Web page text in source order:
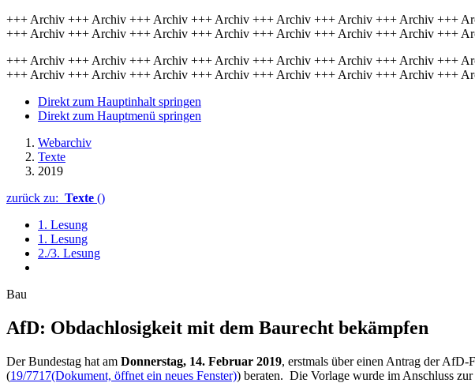
+++ Archiv +++ Archiv +++ Archiv +++ Archiv +++ Archiv +++ Archiv +++ Archiv +++
+++ Archiv +++ Archiv +++ Archiv +++ Archiv +++ Archiv +++ Archiv +++ Archiv +++
+++ Archiv +++ Archiv +++ Archiv +++ Archiv +++ Archiv +++ Archiv +++ Archiv +++
+++ Archiv +++ Archiv +++ Archiv +++ Archiv +++ Archiv +++ Archiv +++ Archiv +++
Direkt zum Hauptinhalt springen
Direkt zum Hauptmenü springen
Webarchiv
Texte
2019
zurück zu: Texte ()
1. Lesung
1. Lesung
2./3. Lesung
Bau
AfD: Obdach­losigkeit mit dem Bau­recht bekämpfen
Der Bundestag hat am Donnerstag, 14. Februar 2019, erstmals über einen Antrag der AfD-
(19/7717(Dokument, öffnet ein neues Fenster)) beraten. Die Vorlage wurde im Anschluss